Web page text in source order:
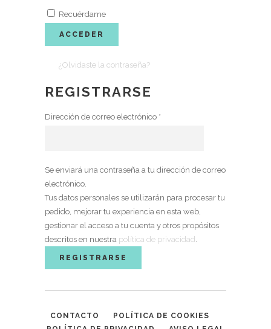
Recuérdame
ACCEDER
¿Olvidaste la contraseña?
REGISTRARSE
Dirección de correo electrónico *
Se enviará una contraseña a tu dirección de correo
electrónico.
Tus datos personales se utilizarán para procesar tu
pedido, mejorar tu experiencia en esta web,
gestionar el acceso a tu cuenta y otros propósitos
descritos en nuestra política de privacidad .
REGISTRARSE
CONTACTO
POLÍTICA DE COOKIES